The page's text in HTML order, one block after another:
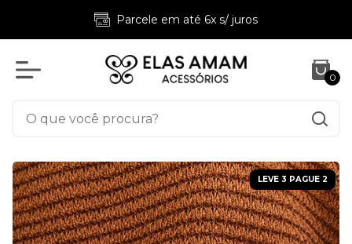
Frete fixo 9,90 p/ pedidos a partir de R$169 (válido
para Sudeste, Sul e DF)
0
LEVE 3 PAGUE 2